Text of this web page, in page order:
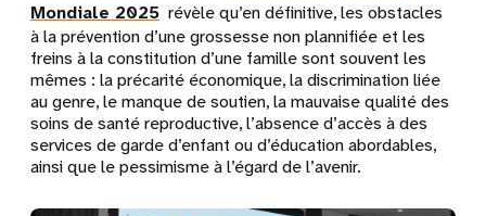
Mondiale 2025 révèle qu’en définitive, les obstacles
à la prévention d’une grossesse non plannifiée et les
freins à la constitution d’une famille sont souvent les
mêmes : la précarité économique, la discrimination liée
au genre, le manque de soutien, la mauvaise qualité des
soins de santé reproductive, l’absence d’accès à des
services de garde d’enfant ou d’éducation abordables,
ainsi que le pessimisme à l’égard de l’avenir.